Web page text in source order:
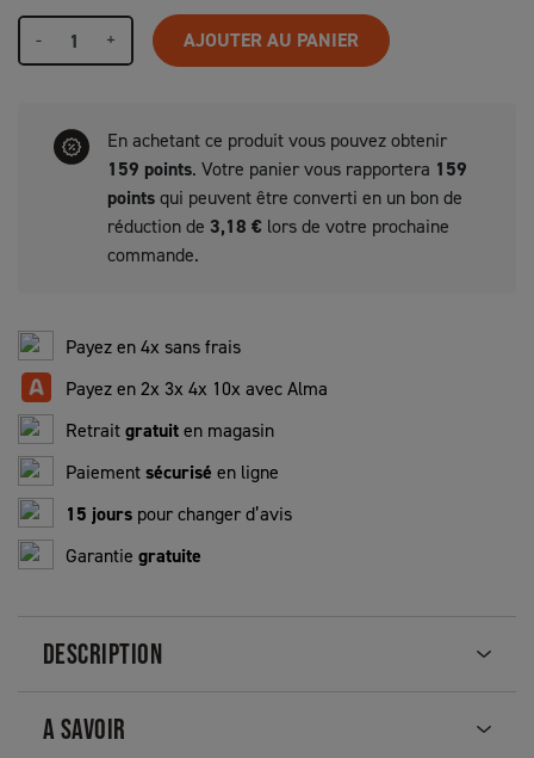
- + AJOUTER AU PANIER
En achetant ce produit vous pouvez obtenir
159 points. Votre panier vous rapportera 159
pointsqui peuvent être converti en un bon de
réduction de 3,18 €lors de votre prochaine
commande.
Payez en 4x sans frais
Payez en 2x 3x 4x 10x avec Alma
Retraitgratuiten magasin
Paiementsécurisé en ligne
15 jours pour changer d’avis
Garantie gratuite
DESCRIPTION
A SAVOIR